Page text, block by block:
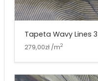
Tapeta Wavy Lines 3
279,00zł /m2